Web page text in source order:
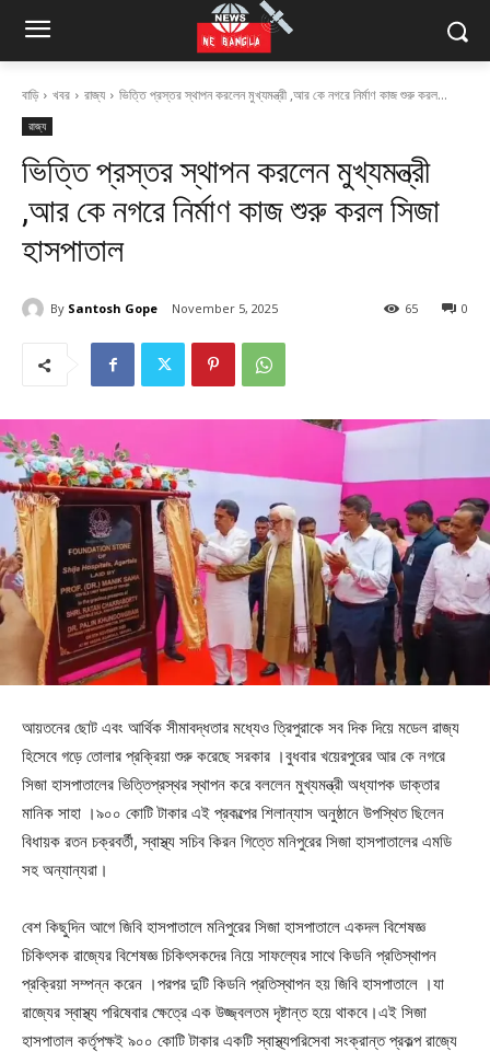
বাড়ি খবর রাজ্য ভিত্তি প্রস্তর স্থাপন করলেন মুখ্যমন্ত্রী ,আর কে নগরে নির্মাণ কাজ শুরু করল...
রাজ্য
ভিত্তি প্রস্তর স্থাপন করলেন মুখ্যমন্ত্রী
,আর কে নগরে নির্মাণ কাজ শুরু করল সিজা
হাসপাতাল
By Santosh Gope November 5, 2025 0
65
আয়তনের ছোট এবং আর্থিক সীমাবদ্ধতার মধ্যেও ত্রিপুরাকে সব দিক দিয়ে মডেল রাজ্য
হিসেবে গড়ে তোলার প্রক্রিয়া শুরু করেছে সরকার ।বুধবার খয়েরপুরের আর কে নগরে
সিজা হাসপাতালের ভিত্তিপ্রস্থর স্থাপন করে বললেন মুখ্যমন্ত্রী অধ্যাপক ডাক্তার
মানিক সাহা ।৯০০ কোটি টাকার এই প্রকল্পের শিলান্যাস অনুষ্ঠানে উপস্থিত ছিলেন
বিধায়ক রতন চক্রবর্তী, স্বাস্থ্য সচিব কিরন গিত্তে মনিপুরের সিজা হাসপাতালের এমডি
সহ অন্যান্যরা।
বেশ কিছুদিন আগে জিবি হাসপাতালে মনিপুরের সিজা হাসপাতালে একদল বিশেষজ্ঞ
চিকিৎসক রাজ্যের বিশেষজ্ঞ চিকিৎসকদের নিয়ে সাফল্যের সাথে কিডনি প্রতিস্থাপন
প্রক্রিয়া সম্পন্ন করেন ।পরপর দুটি কিডনি প্রতিস্থাপন হয় জিবি হাসপাতালে ।যা
রাজ্যের স্বাস্থ্য পরিষেবার ক্ষেত্রে এক উজ্জ্বলতম দৃষ্টান্ত হয়ে থাকবে।এই সিজা
হাসপাতাল কর্তৃপক্ষই ৯০০ কোটি টাকার একটি স্বাস্থ্যপরিসেবা সংক্রান্ত প্রকল্প রাজ্যে